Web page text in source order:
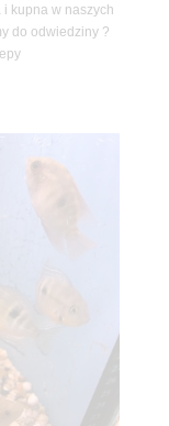
kupna w naszych
do odwiedziny ?